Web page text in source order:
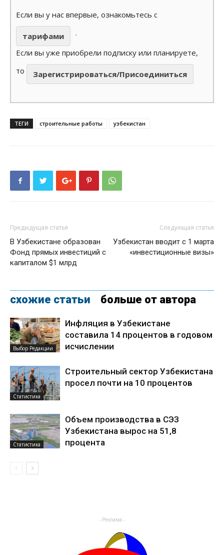
Если вы у нас впервые, ознакомьтесь с
тарифами
.
Если вы уже приобрели подписку или планируете,
то
Зарегистрироваться/Присоединиться
ТЕГИ строительные работы узбекистан
Предыдущая статья
В Узбекистане образован
Фонд прямых инвестиций с
капиталом $1 млрд
Следующая статья
Узбекистан вводит с 1 марта
«инвестиционные визы»
схожие статьи больше от автора
Выбор Редакции
Инфляция в Узбекистане
составила 14 процентов в годовом
исчислении
Статистика
Строительный сектор Узбекистана
просел почти на 10 процентов
Статистика
Объем производства в СЭЗ
Узбекистана вырос на 51,8
процента
- Реклама -